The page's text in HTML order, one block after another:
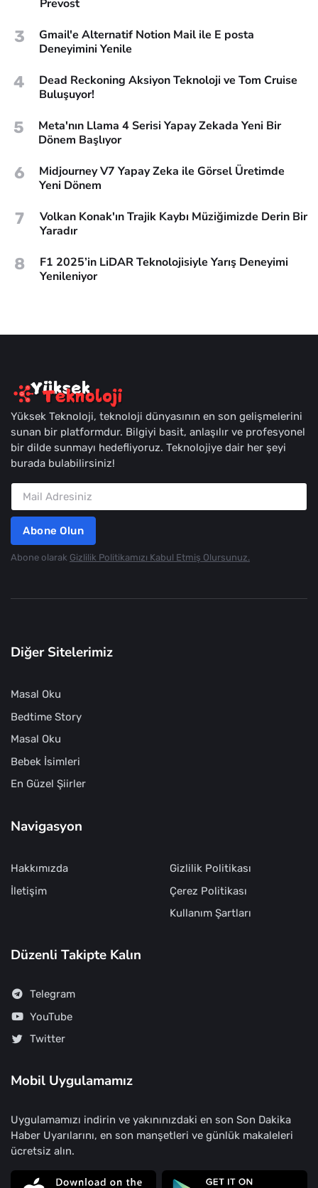
Prevost
3
Gmail'e Alternatif Notion Mail ile E posta
Deneyimini Yenile
4
Dead Reckoning Aksiyon Teknoloji ve Tom Cruise
Buluşuyor!
5
Meta'nın Llama 4 Serisi Yapay Zekada Yeni Bir
Dönem Başlıyor
6
Midjourney V7 Yapay Zeka ile Görsel Üretimde
Yeni Dönem
7
Volkan Konak'ın Trajik Kaybı Müziğimizde Derin Bir
Yaradır
8
F1 2025’in LiDAR Teknolojisiyle Yarış Deneyimi
Yenileniyor
Yüksek Teknoloji, teknoloji dünyasının en son gelişmelerini
sunan bir platformdur. Bilgiyi basit, anlaşılır ve profesyonel
bir dilde sunmayı hedefliyoruz. Teknolojiye dair her şeyi
burada bulabilirsiniz!
Abone Olun
Abone olarak Gizlilik Politikamızı Kabul Etmiş Olursunuz.
Diğer Sitelerimiz
Masal Oku
Bedtime Story
Masal Oku
Bebek İsimleri
En Güzel Şiirler
Navigasyon
Hakkımızda
İletişim
Gizlilik Politikası
Çerez Politikası
Kullanım Şartları
Düzenli Takipte Kalın
Telegram
YouTube
Twitter
Mobil Uygulamamız
Uygulamamızı indirin ve yakınınızdaki en son Son Dakika
Haber Uyarılarını, en son manşetleri ve günlük makaleleri
ücretsiz alın.